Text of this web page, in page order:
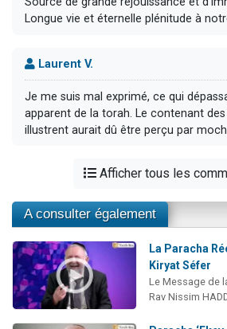
Longue vie et éternelle plénitude à
Laurent V.
Je me suis mal exprimé, ce qui
apparent de la torah. Le contenant
illustrent aurait dû être perçu par
Afficher tous les
A consulter également
La Paracha
Kiryat Séfer
Le Message de
Rav Nissim